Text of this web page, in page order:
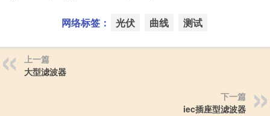
网络标签： 光伏 曲线 测试
上一篇
大型滤波器
下一篇
iec插座型滤波器